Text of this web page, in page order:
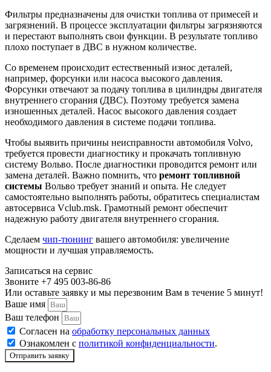
Замена масла в дифференциале автомобиля Volvo
Замена масла в двигателе автомобиля Вольво
Замена масла в ГУР автомобиля Volvo
Замена масла в АКПП автомобиля Volvo
Замена жидкости сцепления Volvo
Замена воздушного фильтра Volvo
Дезинфекция кондиционера Volvo
Антибактериальная обработка системы кондиционирования
Вольво
Восстановление работоспособности системы зарядки аккумулятора
Установка и настройка дополнительного оборудования для
Вольво
Замена замка зажигания Вольво
Настройка и ремонт стеклоочистителей и омывателей Вольво
Ремонт или замена предохранителей автомобиля Volvo
Фильтры предназначены для очистки топлива от примесей и
загрязнений. В процессе эксплуатации фильтры загрязняются
и перестают выполнять свои функции. В результате топливо
плохо поступает в ДВС в нужном количестве.
Со временем происходит естественный износ деталей,
например, форсунки или насоса высокого давления.
Форсунки отвечают за подачу топлива в цилиндры двигателя
внутреннего сгорания (ДВС). Поэтому требуется замена
изношенных деталей. Насос высокого давления создает
необходимого давления в системе подачи топлива.
Чтобы выявить причины неисправности автомобиля Volvo,
требуется провести диагностику и прокачать топливную
систему Вольво. После диагностики проводится ремонт или
замена деталей. Важно помнить, что ремонт топливной
системы Вольво требует знаний и опыта. Не следует
самостоятельно выполнять работы, обратитесь специалистам
автосервиса Vclub.msk. Грамотный ремонт обеспечит
надежную работу двигателя внутреннего сгорания.
Сделаем чип-тюнинг вашего автомобиля: увеличение
мощности и лучшая управляемость.
Записаться на сервис
Звоните +7 495 003-86-86
Или оставьте заявку и мы перезвоним Вам в течение 5 минут!
Ваше имя
Ваш телефон
Согласен на обработку персональных данных
Ознакомлен с политикой конфиденциальности.
Отправить заявку